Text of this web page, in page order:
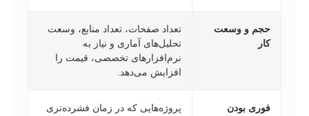
حجم و وسعت
کار
تعداد صفحات، تعداد منابع، وسعت
تحلیل‌های آماری و نیاز به
نرم‌افزارهای تخصصی، قیمت را
افزایش می‌دهد.
فوری بودن
پروژه‌هایی که در زمان فشرده‌تری